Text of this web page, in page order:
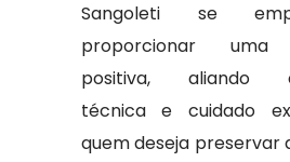
Sangoleti se
proporcionar uma
positiva, aliando
técnica e cuidado
quem deseja preservar